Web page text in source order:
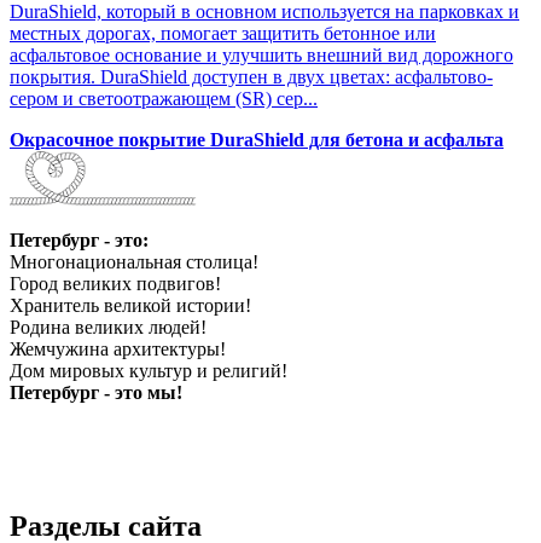
DuraShield, который в основном используется на парковках и
местных дорогах, помогает защитить бетонное или
асфальтовое основание и улучшить внешний вид дорожного
покрытия. DuraShield доступен в двух цветах: асфальтово-
сером и светоотражающем (SR) сер...
Окрасочное покрытие DuraShield для бетона и асфальта
Петербург - это:
Многонациональная столица!
Город великих подвигов!
Хранитель великой истории!
Родина великих людей!
Жемчужина архитектуры!
Дом мировых культур и религий!
Петербург - это мы!
Разделы сайта